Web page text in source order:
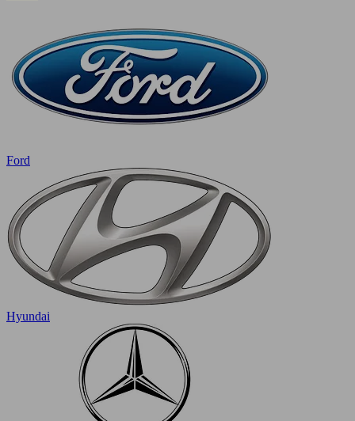
Ford
Hyundai